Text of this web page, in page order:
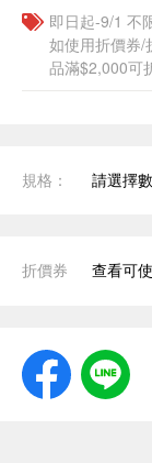
即日起-9/1 不
如使用折價券/
品滿$2,000可
規格： 請選擇
折價券 查看可